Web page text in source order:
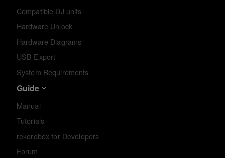
Compatible DJ units
Hardware Unlock
Hardware Diagrams
USB Export
System Requirements
Guide
Manual
Tutorials
rekordbox for Developers
Forum